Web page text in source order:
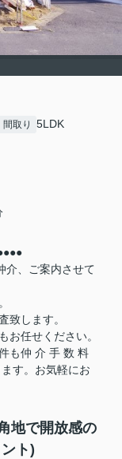
間取り 5LDK
介、ご案内させて
致します。
任せください。
も仲 介 手 数 料
す。お気軽にお
地で開放感の
ト)